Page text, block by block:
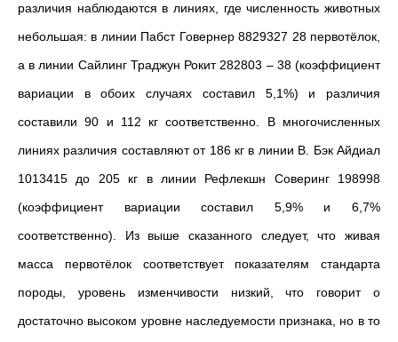
различия наблюдаются в линиях, где численность животных
небольшая: в линии Пабст Говернер 8829327 28 первотёлок,
а в линии Сайлинг Траджун Рокит 282803 – 38 (коэффициент
вариации в обоих случаях составил 5,1%) и различия
составили 90 и 112 кг соответственно. В многочисленных
линиях различия составляют от 186 кг в линии В. Бэк Айдиал
1013415 до 205 кг в линии Рефлекшн Соверинг 198998
(коэффициент вариации составил 5,9% и 6,7%
соответственно). Из выше сказанного следует, что живая
масса первотёлок соответствует показателям стандарта
породы, уровень изменчивости низкий, что говорит о
достаточно высоком уровне наследуемости признака, но в то